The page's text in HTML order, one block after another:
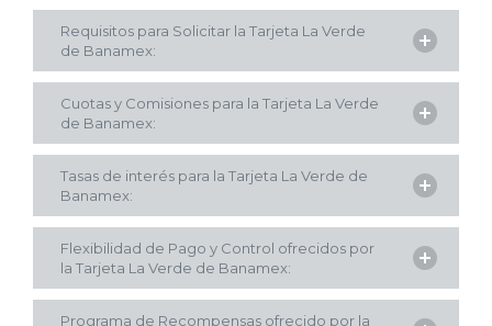
Requisitos para Solicitar la Tarjeta La Verde
de Banamex:
Edad de 18 a 69 años 11 meses.
Ingresos mínimos de $7,000 pesos al mes.
Contar con una tarjeta de crédito y buen historial crediticio
(sin atrasos ni sobregiros).
Identificación Oficial vigente con fotografía y firma.
Comprobante de domicilio.
Comprobantes de ingresos.
Cuotas y Comisiones para la Tarjeta La Verde
de Banamex:
$ 600 Pesos + IVA
Cuota Anual Tarjetas Adicionales:
$ 300 Pesos + IVA
Tasas de interés para la Tarjeta La Verde de
Banamex:
compras:
N/A
Flexibilidad de Pago y Control ofrecidos por
la Tarjeta La Verde de Banamex:
Programa de Recompensas ofrecido por la